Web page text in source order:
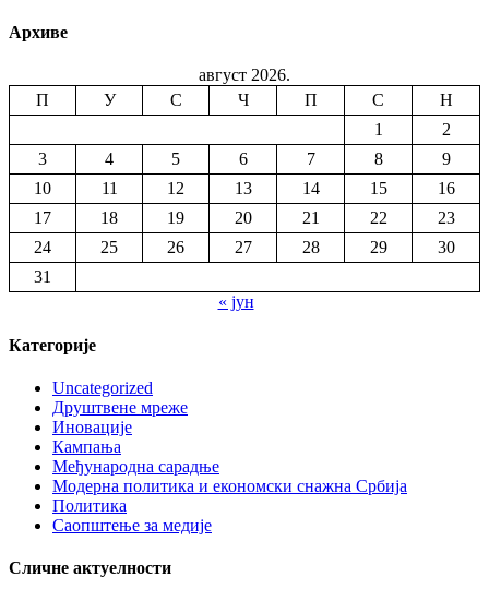
Архиве
август 2026.
П
У С Ч П С
Н
1
2
3
4 5 6 7 8
9
10
11 12 13 14 15
16
17
18 19 20 21 22
23
24
25 26 27 28 29
30
31
« јун
Категорије
Uncategorized
Друштвене мреже
Иновације
Кампања
Међународна сарадње
Модерна политика и економски снажна Србија
Политика
Саопштење за медије
Сличне актуелности